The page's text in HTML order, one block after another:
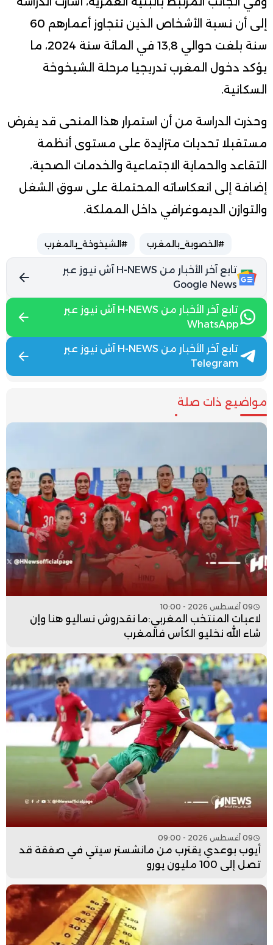
إلى أن نسبة الأشخاص الذين تتجاوز أعمارهم 60
سنة بلغت حوالي 13,8 في المائة سنة 2024، ما
يؤكد دخول المغرب تدريجيا مرحلة الشيخوخة
السكانية.
وحذرت الدراسة من أن استمرار هذا المنحى قد يفرض
مستقبلا تحديات متزايدة على مستوى أنظمة
التقاعد والحماية الاجتماعية والخدمات الصحية،
إضافة إلى انعكاساته المحتملة على سوق الشغل
والتوازن الديموغرافي داخل المملكة.
#الخصوبة_بالمغرب #الشيخوخة_بالمغرب
تابع آخر الأخبار من H-NEWS آش نيوز عبر
Google News
تابع آخر الأخبار من H-NEWS آش نيوز عبر
WhatsApp
تابع آخر الأخبار من H-NEWS آش نيوز عبر
Telegram
مواضيع ذات صلة
09 أغسطس 2026 - 10:00
لاعبات المنتخب المغربي:ما نقدروش نساليو هنا وإن
شاء الله نخليو الكأس فالمغرب
09 أغسطس 2026 - 09:00
أيوب بوعدي يقترب من مانشستر سيتي في صفقة قد
تصل إلى 100 مليون يورو